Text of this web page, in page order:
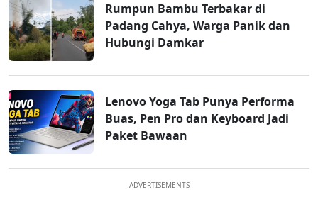
Rumpun Bambu Terbakar di
Padang Cahya, Warga Panik dan
Hubungi Damkar
Lenovo Yoga Tab Punya Performa
Buas, Pen Pro dan Keyboard Jadi
Paket Bawaan
ADVERTISEMENTS